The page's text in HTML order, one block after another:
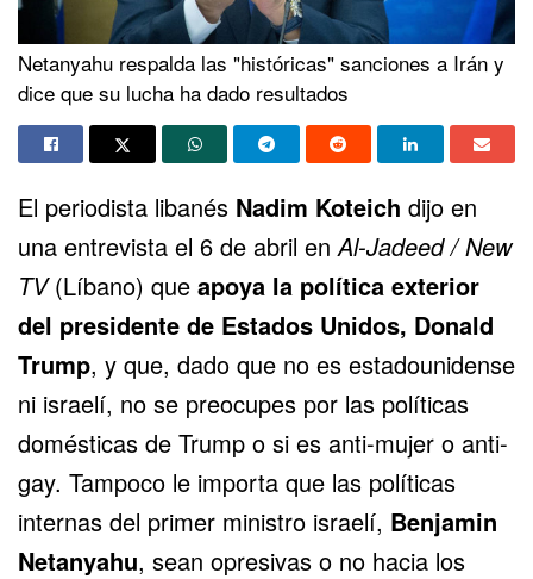
Netanyahu respalda las "históricas" sanciones a Irán y
dice que su lucha ha dado resultados
El periodista libanés Nadim Koteich dijo en
una entrevista el 6 de abril en Al-Jadeed / New
TV(Líbano) que apoya la política exterior
del presidente de Estados Unidos, Donald
Trump, y que, dado que no es estadounidense
ni israelí, no se preocupes por las políticas
domésticas de Trump o si es anti-mujer o anti-
gay. Tampoco le importa que las políticas
internas del primer ministro israelí, Benjamin
Netanyahu, sean opresivas o no hacia los